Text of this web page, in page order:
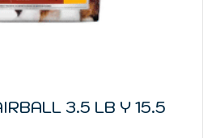
3.5 LB Y 15.5